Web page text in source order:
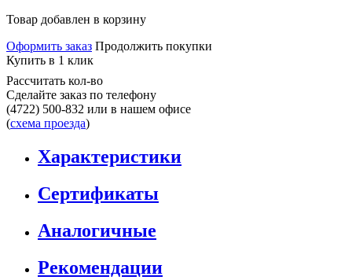
Товар добавлен в корзину
Оформить заказ Продолжить покупки
Купить в 1 клик
Рассчитать кол-во
Сделайте заказ по телефону
(4722) 500-832 или в нашем офисе
(схема проезда)
Характеристики
Сертификаты
Аналогичные
Рекомендации